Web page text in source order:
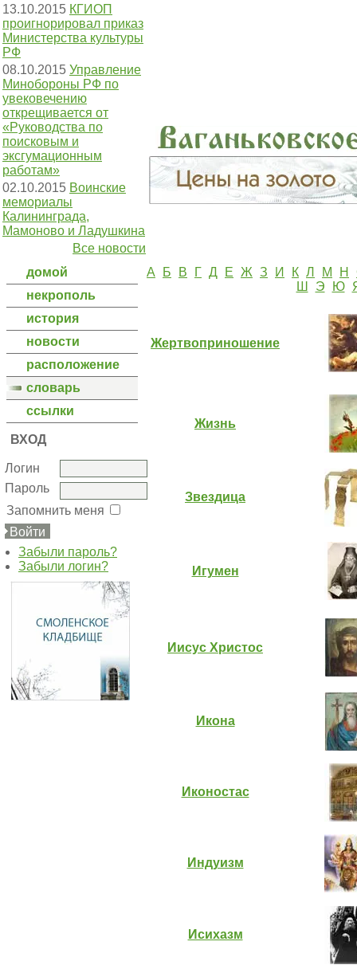
13.10.2015 КГИОП
проигнорировал приказ
Министерства культуры
РФ
08.10.2015 Управление
Минобороны РФ по
увековечению
открещивается от
«Руководства по
поисковым и
эксгумационным
работам»
02.10.2015 Воинские
мемориалы
Калининграда,
Мамоново и Ладушкина
Все новости
домой
некрополь
история
новости
расположение
словарь
ссылки
ВХОД
Логин
Пароль
Запомнить меня
Забыли пароль?
Забыли логин?
А Б В Г Д Е Ж З И К Л М Н
Ш
Э Ю
Жертвоприношение
Жизнь
Звездица
Игумен
Иисус Христос
Икона
Иконостас
Индуизм
Исихазм